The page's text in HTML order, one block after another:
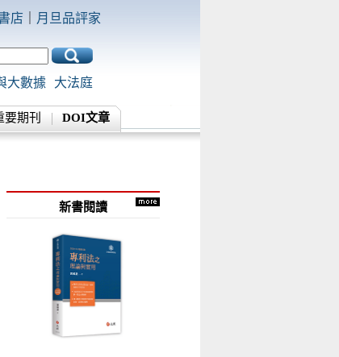
店 月旦品評家
大數據 大法庭
要期刊 DOI文章
新書閱讀